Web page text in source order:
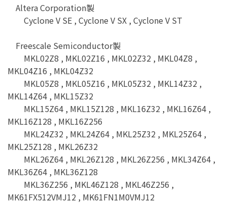
Altera Corporation製
Cyclone V SE , Cyclone V SX , Cyclone V ST
Freescale Semiconductor製
MKL02Z8 , MKL02Z16 , MKL02Z32 , MKL04Z8 ,
MKL04Z16 , MKL04Z32
MKL05Z8 , MKL05Z16 , MKL05Z32 , MKL14Z32 ,
MKL14Z64 , MKL15Z32
MKL15Z64 , MKL15Z128 , MKL16Z32 , MKL16Z64 ,
MKL16Z128 , MKL16Z256
MKL24Z32 , MKL24Z64 , MKL25Z32 , MKL25Z64 ,
MKL25Z128 , MKL26Z32
MKL26Z64 , MKL26Z128 , MKL26Z256 , MKL34Z64 ,
MKL36Z64 , MKL36Z128
MKL36Z256 , MKL46Z128 , MKL46Z256 ,
MK61FX512VMJ12 , MK61FN1M0VMJ12